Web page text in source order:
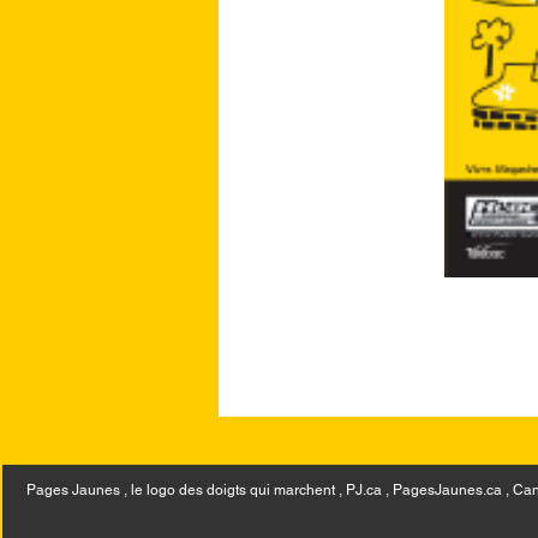
Pages Jaunes , le logo des doigts qui marchent , PJ.ca , PagesJaunes.ca ,